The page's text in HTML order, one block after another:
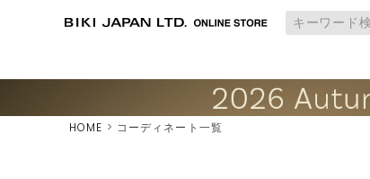
HOME コーディネート一覧